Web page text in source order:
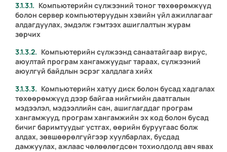
Компьютерийн сүлжээний тоног төхөөрөмжүүд
болон сервер компьютеруудын хэвийн үйл ажиллагааг
алдагдуулах, эмдэлж гэмтээх ашиглалтын журам
зөрчих
Компьютерийн сүлжээнд санаатайгаар вирус,
аюултай програм хангамжуудыг тараах, сүлжээний
аюулгүй байдлын эсрэг халдлага хийх
Компьютерийн хатуу диск болон бусад хадгалах
төхөөрөмжүүд дээр байгаа нийгмийн даатгалын
мэдээлэл, мэдээллийн сан, ашиглагддаг програм
хангамжууд, програм хангамжийн эх код болон бусад
бичиг баримтуудыг устгах, өөрийн буруугаас болж
алдах, зөвшөөрөлгүйгээр хуулбарлах, бусдад
дамжуулах, ажлаас чөлөөлөгдсөн тохиолдолд авч явах